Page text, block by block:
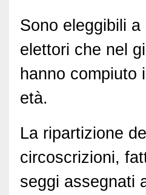
Sono eleggibili
elettori che nel
hanno compiuto
età.
La ripartizione
circoscrizioni,
seggi assegnati